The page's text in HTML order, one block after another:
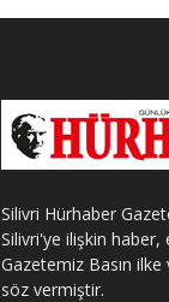
Silivri Hürhaber
Silivri'ye ilişkin haber,
Gazetemiz Basın
söz vermiştir.